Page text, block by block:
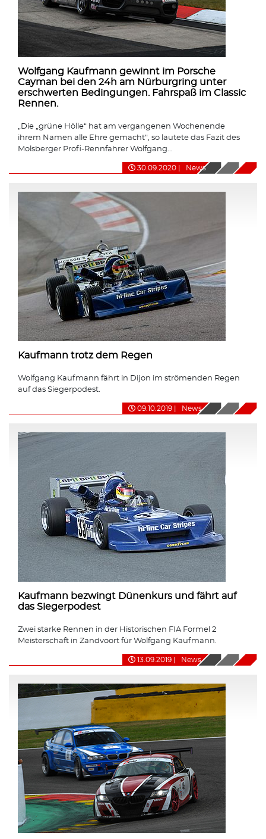
Wolfgang Kaufmann gewinnt im Porsche
Cayman bei den 24h am Nürburgring unter
erschwerten Bedingungen. Fahrspaß im Classic
Rennen.
„Die „grüne Hölle“ hat am vergangenen Wochenende
ihrem Namen alle Ehre gemacht“, so lautete das Fazit des
Molsberger Profi-Rennfahrer Wolfgang...
30.09.2020 News
Kaufmann trotz dem Regen
Wolfgang Kaufmann fährt in Dijon im strömenden Regen
auf das Siegerpodest.
09.10.2019 News
Kaufmann bezwingt Dünenkurs und fährt auf
das Siegerpodest
Zwei starke Rennen in der Historischen FIA Formel 2
Meisterschaft in Zandvoort für Wolfgang Kaufmann.
13.09.2019 News